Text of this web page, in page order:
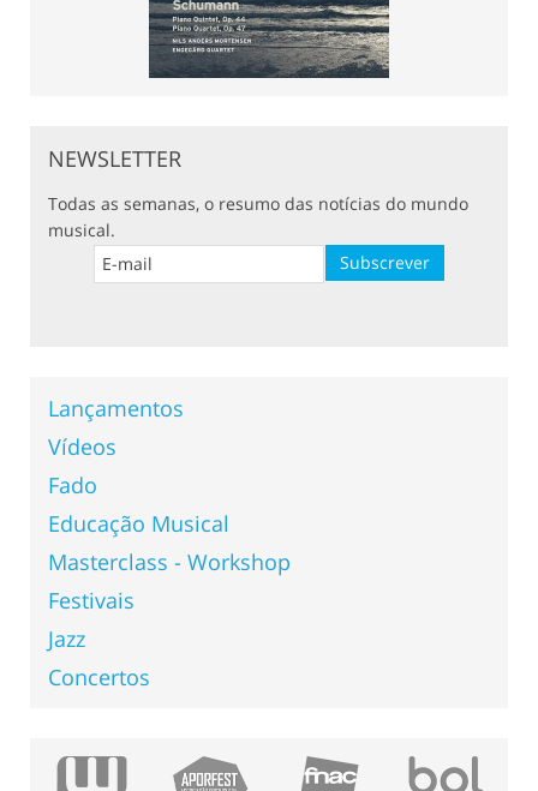
NEWSLETTER
Todas as semanas, o resumo das notícias do mundo
musical.
Lançamentos
Vídeos
Fado
Educação Musical
Masterclass - Workshop
Festivais
Jazz
Concertos